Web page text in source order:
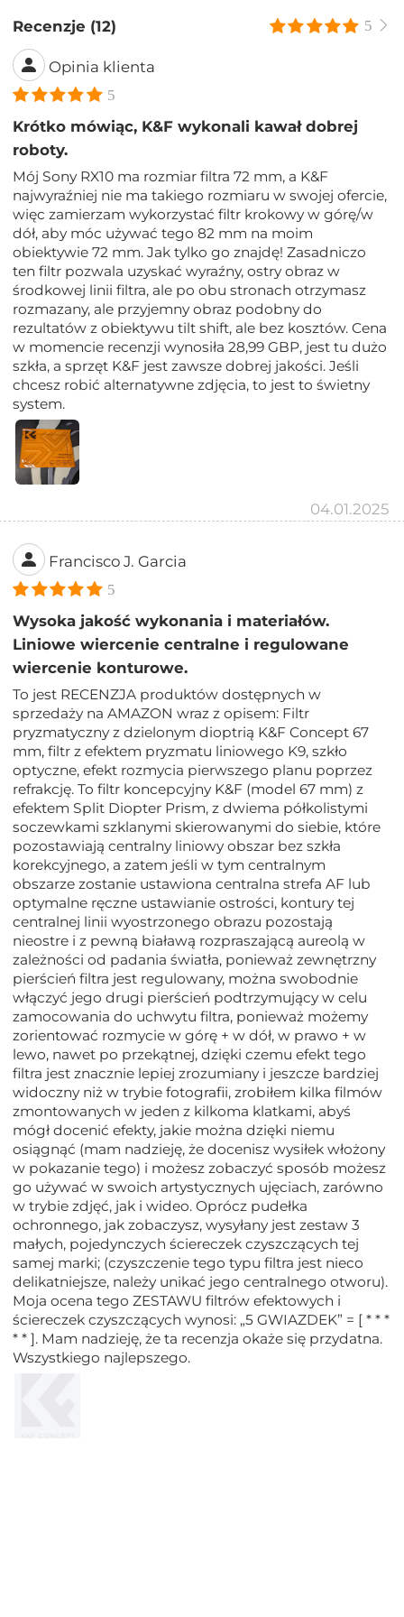
Recenzje (12) 5
Opinia klienta
5
Krótko mówiąc, K&F wykonali kawał dobrej
roboty.
Mój Sony RX10 ma rozmiar filtra 72 mm, a K&F
najwyraźniej nie ma takiego rozmiaru w swojej ofercie,
więc zamierzam wykorzystać filtr krokowy w górę/w
dół, aby móc używać tego 82 mm na moim
obiektywie 72 mm. Jak tylko go znajdę! Zasadniczo
ten filtr pozwala uzyskać wyraźny, ostry obraz w
środkowej linii filtra, ale po obu stronach otrzymasz
rozmazany, ale przyjemny obraz podobny do
rezultatów z obiektywu tilt shift, ale bez kosztów. Cena
w momencie recenzji wynosiła 28,99 GBP, jest tu dużo
szkła, a sprzęt K&F jest zawsze dobrej jakości. Jeśli
chcesz robić alternatywne zdjęcia, to jest to świetny
system.
04.01.2025
Francisco J. Garcia
5
Wysoka jakość wykonania i materiałów.
Liniowe wiercenie centralne i regulowane
wiercenie konturowe.
To jest RECENZJA produktów dostępnych w
sprzedaży na AMAZON wraz z opisem: Filtr
pryzmatyczny z dzielonym dioptrią K&F Concept 67
mm, filtr z efektem pryzmatu liniowego K9, szkło
optyczne, efekt rozmycia pierwszego planu poprzez
refrakcję. To filtr koncepcyjny K&F (model 67 mm) z
efektem Split Diopter Prism, z dwiema półkolistymi
soczewkami szklanymi skierowanymi do siebie, które
pozostawiają centralny liniowy obszar bez szkła
korekcyjnego, a zatem jeśli w tym centralnym
obszarze zostanie ustawiona centralna strefa AF lub
optymalne ręczne ustawianie ostrości, kontury tej
centralnej linii wyostrzonego obrazu pozostają
nieostre i z pewną białawą rozpraszającą aureolą w
zależności od padania światła, ponieważ zewnętrzny
pierścień filtra jest regulowany, można swobodnie
włączyć jego drugi pierścień podtrzymujący w celu
zamocowania do uchwytu filtra, ponieważ możemy
zorientować rozmycie w górę + w dół, w prawo + w
lewo, nawet po przekątnej, dzięki czemu efekt tego
filtra jest znacznie lepiej zrozumiany i jeszcze bardziej
widoczny niż w trybie fotografii, zrobiłem kilka filmów
zmontowanych w jeden z kilkoma klatkami, abyś
mógł docenić efekty, jakie można dzięki niemu
osiągnąć (mam nadzieję, że docenisz wysiłek włożony
w pokazanie tego) i możesz zobaczyć sposób możesz
go używać w swoich artystycznych ujęciach, zarówno
w trybie zdjęć, jak i wideo. Oprócz pudełka
ochronnego, jak zobaczysz, wysyłany jest zestaw 3
małych, pojedynczych ściereczek czyszczących tej
samej marki; (czyszczenie tego typu filtra jest nieco
delikatniejsze, należy unikać jego centralnego otworu).
Moja ocena tego ZESTAWU filtrów efektowych i
ściereczek czyszczących wynosi: „5 GWIAZDEK” = [ * * *
* * ]. Mam nadzieję, że ta recenzja okaże się przydatna.
Wszystkiego najlepszego.